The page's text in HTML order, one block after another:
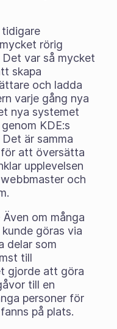
tidigare
rörig
var så mycket
skapa
och ladda
varje gång nya
nya systemet
KDE:s
är samma
att översätta
upplevelsen
och
Även om många
göras via
delar som
till
gjorde att göra
till en
personer för
på plats.